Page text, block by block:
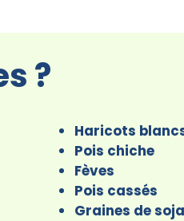
?
Haricots
Pois chiche
Fèves
Pois cassés
Graines de soja